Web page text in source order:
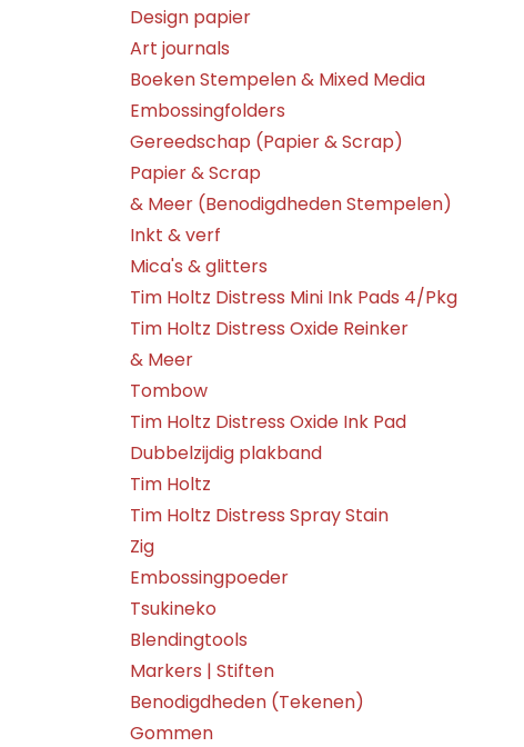
Design papier
Art journals
Boeken Stempelen & Mixed Media
Embossingfolders
Gereedschap (Papier & Scrap)
Papier & Scrap
& Meer (Benodigdheden Stempelen)
Inkt & verf
Mica's & glitters
Tim Holtz Distress Mini Ink Pads 4/Pkg
Tim Holtz Distress Oxide Reinker
& Meer
Tombow
Tim Holtz Distress Oxide Ink Pad
Dubbelzijdig plakband
Tim Holtz
Tim Holtz Distress Spray Stain
Zig
Embossingpoeder
Tsukineko
Blendingtools
Markers | Stiften
Benodigdheden (Tekenen)
Gommen